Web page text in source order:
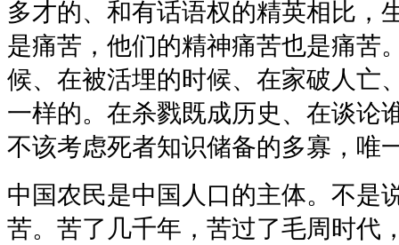
多才的、和有话语权的精英相比，
是痛苦，他们的精神痛苦也是痛苦
候、在被活埋的时候、在家破人亡
一样的。在杀戮既成历史、在谈论
不该考虑死者知识储备的多寡，唯
中国农民是中国人口的主体。不是
苦。苦了几千年，苦过了毛周时代